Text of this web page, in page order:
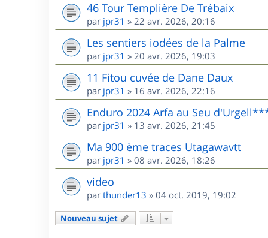
46 Tour Templière De Trébaix
par jpr31 » 22 avr. 2026, 20:16
Les sentiers iodées de la Palme
par jpr31 » 20 avr. 2026, 19:03
11 Fitou cuvée de Dane Daux
par jpr31 » 16 avr. 2026, 22:16
Enduro 2024 Arfa au Seu
par jpr31 » 13 avr. 2026, 21:45
Ma 900 ème traces Utagawavtt
par jpr31 » 08 avr. 2026, 18:26
video
par thunder13 » 04 oct. 2019, 19:02
Nouveau sujet